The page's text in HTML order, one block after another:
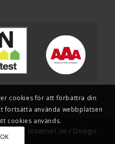
AB | Internet.se / Design
cookies för att förbättra din
fortsätta använda webbplatsen
cookies används.
OK